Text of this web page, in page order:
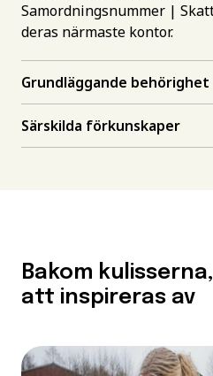
Samordningsnummer |
deras närmaste kontor.
Grundläggande behörighet
Särskilda förkunskaper
Bakom
att inspireras av